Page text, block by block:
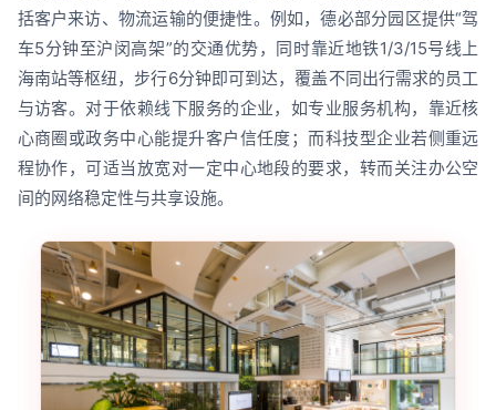
括客户来访、物流运输的便捷性。例如，德必部分园区提供“驾
车5分钟至沪闵高架”的交通优势，同时靠近地铁1/3/15号线上
海南站等枢纽，步行6分钟即可到达，覆盖不同出行需求的员工
与访客。对于依赖线下服务的企业，如专业服务机构，靠近核
心商圈或政务中心能提升客户信任度；而科技型企业若侧重远
程协作，可适当放宽对一定中心地段的要求，转而关注办公空
间的网络稳定性与共享设施。